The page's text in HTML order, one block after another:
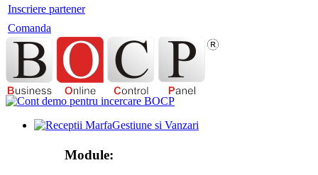
Inscriere partener
Comanda
Gestiune si Vanzari
Module: